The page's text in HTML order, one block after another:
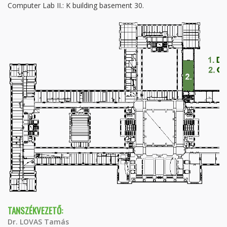
Computer Lab II.: K building basement 30.
TANSZÉKVEZETŐ:
Dr. LOVAS Tamás